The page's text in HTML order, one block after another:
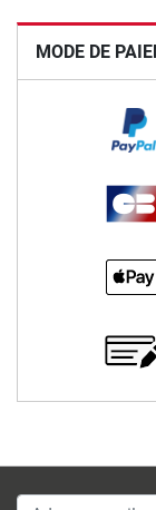
MODE DE
Adesse email